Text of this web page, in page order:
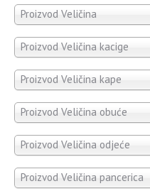
Proizvod Veličina
Proizvod Veličina kacige
Proizvod Veličina kape
Proizvod Veličina obuće
Proizvod Veličina odjeće
Proizvod Veličina pancerica